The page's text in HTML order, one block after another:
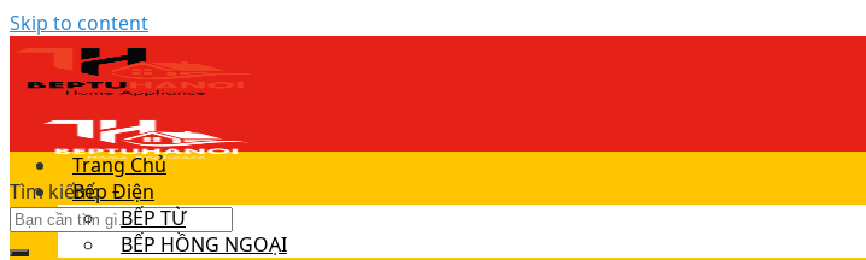
Skip to content
Tìm kiếm:
Trang Chủ
Bếp Điện
BẾP TỪ
BẾP HỒNG NGOẠI